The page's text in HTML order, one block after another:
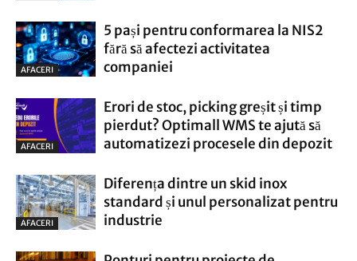
AFACERI
5 pași pentru conformarea la NIS2
fără să afectezi activitatea
companiei
AFACERI
Erori de stoc, picking greșit și timp
pierdut? Optimall WMS te ajută să
automatizezi procesele din depozit
AFACERI
Diferența dintre un skid inox
standard și unul personalizat pentru
industrie